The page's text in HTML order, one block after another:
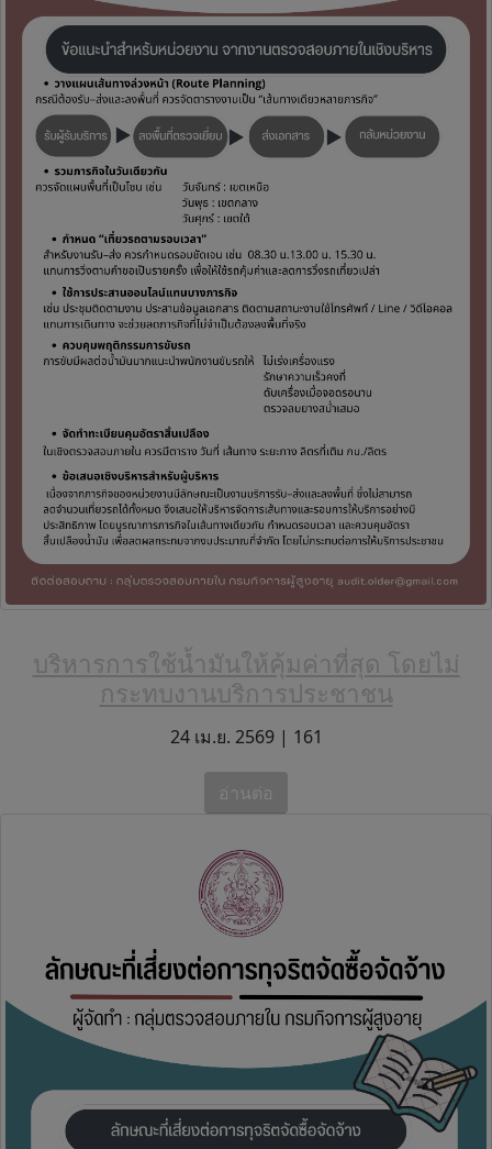
บริหารการใช้น้ำมันให้คุ้มค่าที่สุด โดยไม่
กระทบงานบริการประชาชน
24 เม.ย. 2569 | 161
อ่านต่อ